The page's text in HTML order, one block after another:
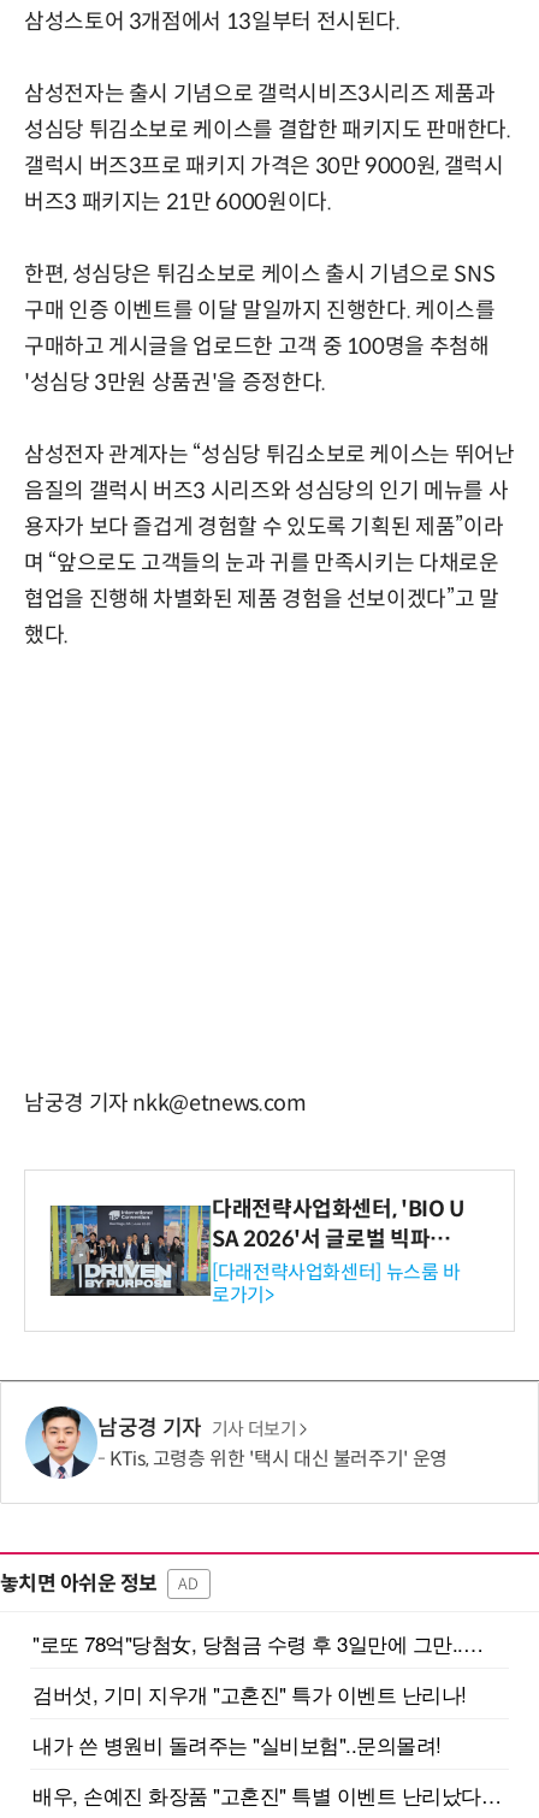
삼성스토어 3개점에서 13일부터 전시된다.
삼성전자는 출시 기념으로 갤럭시비즈3시리즈 제품과
성심당 튀김소보로 케이스를 결합한 패키지도 판매한다.
갤럭시 버즈3프로 패키지 가격은 30만 9000원, 갤럭시
버즈3 패키지는 21만 6000원이다.
한편, 성심당은 튀김소보로 케이스 출시 기념으로 SNS
구매 인증 이벤트를 이달 말일까지 진행한다. 케이스를
구매하고 게시글을 업로드한 고객 중 100명을 추첨해
'성심당 3만원 상품권'을 증정한다.
삼성전자 관계자는 “성심당 튀김소보로 케이스는 뛰어난
음질의 갤럭시 버즈3 시리즈와 성심당의 인기 메뉴를 사
용자가 보다 즐겁게 경험할 수 있도록 기획된 제품”이라
며 “앞으로도 고객들의 눈과 귀를 만족시키는 다채로운
협업을 진행해 차별화된 제품 경험을 선보이겠다”고 말
했다.
남궁경 기자 nkk@etnews.com
다래전략사업화센터, 'BIO U
SA 2026'서 글로벌 빅파마
와의 비즈니스 미팅 지원…K
-바이오 해외 진출 교두보 확
보
[다래전략사업화센터] 뉴스룸 바
로가기>
남궁경 기자 기사 더보기
KTis, 고령층 위한 '택시 대신 불러주기' 운영
놓치면 아쉬운 정보 AD